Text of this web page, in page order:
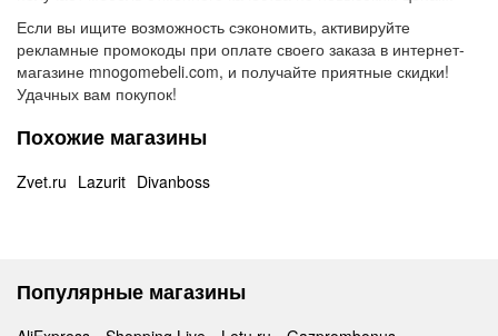
Если вы ищите возможность сэкономить, активируйте
рекламные промокоды при оплате своего заказа в интернет-
магазине mnogomebeli.com, и получайте приятные скидки!
Удачных вам покупок!
Похожие магазины
Zvet.ru Lazurit Divanboss
Популярные магазины